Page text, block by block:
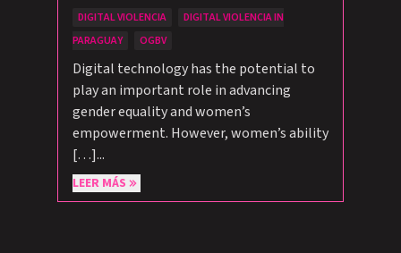
DIGITAL VIOLENCIA
DIGITAL VIOLENCIA IN
PARAGUAY
OGBV
Digital technology has the potential to
play an important role in advancing
gender equality and women’s
empowerment. However, women’s ability
[…]...
LEER MÁS